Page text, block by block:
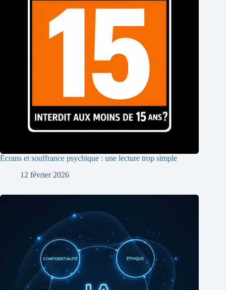
Écrans et souffrance psychique : une lecture trop simple
12 février 2026